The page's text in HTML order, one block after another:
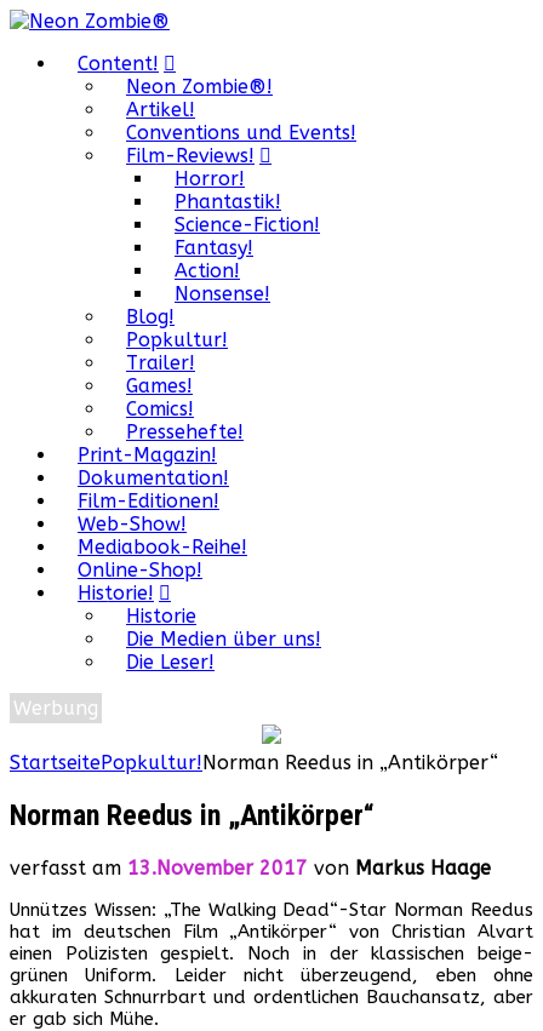
Content!
Neon Zombie®!
Artikel!
Conventions und Events!
Film-Reviews!
Horror!
Phantastik!
Science-Fiction!
Fantasy!
Action!
Nonsense!
Blog!
Popkultur!
Trailer!
Games!
Comics!
Pressehefte!
Print-Magazin!
Dokumentation!
Film-Editionen!
Web-Show!
Mediabook-Reihe!
Online-Shop!
Historie!
Historie
Die Medien über uns!
Die Leser!
Werbung
StartseitePopkultur!Norman Reedus in „Antikörper“
Norman Reedus in „Antikörper“
verfasst am 13.November 2017 von Markus Haage
Unnützes Wissen: „The Walking Dead“-Star Norman Reedus
hat im deutschen Film „Antikörper“ von Christian Alvart
einen Polizisten gespielt. Noch in der klassischen beige-
grünen Uniform. Leider nicht überzeugend, eben ohne
akkuraten Schnurrbart und ordentlichen Bauchansatz, aber
er gab sich Mühe.